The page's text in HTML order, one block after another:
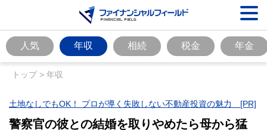
人気 年収 相続 税金 年金
トップ> 年収
土地なしでもOK！ プロが導く失敗しない不動産投資の魅力 [PR]
警察官の彼との結婚を取りやめたら母から猛